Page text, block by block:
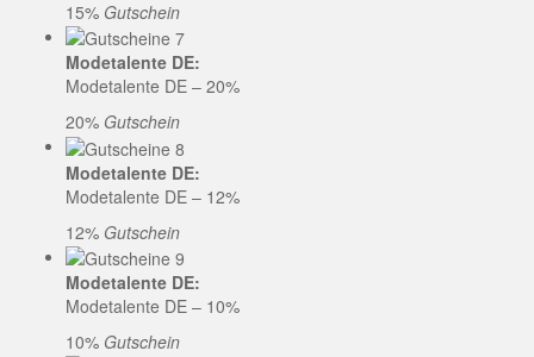
15% Gutschein
Modetalente DE:
Modetalente DE – 20%
20% Gutschein
Modetalente DE:
Modetalente DE – 12%
12% Gutschein
Modetalente DE:
Modetalente DE – 10%
10% Gutschein